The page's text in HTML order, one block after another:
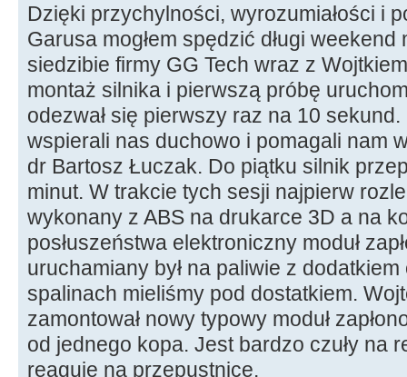
Dzięki przychylności, wyrozumiałości i
Garusa mogłem spędzić długi
siedzibie firmy GG Tech wraz z
montaż silnika i pierwszą próbę
odezwał się pierwszy raz na 10
wspierali nas duchowo i pomagali nam
dr Bartosz Łuczak. Do piątku silnik
minut. W trakcie tych sesji najpierw
wykonany z ABS na drukarce 3D a na
posłuszeństwa elektroniczny moduł
uruchamiany był na paliwie z
spalinach mieliśmy pod dostatkiem.
zamontował nowy typowy moduł
od jednego kopa. Jest bardzo czuły na
reaguje na przepustnice.